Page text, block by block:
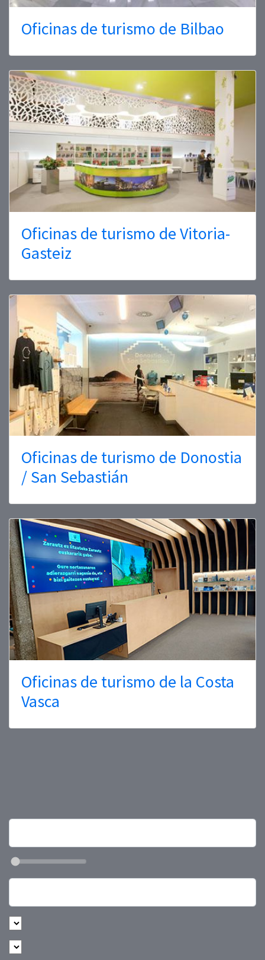
Oficinas de turismo de Bilbao
Oficinas de turismo de Vitoria-
Gasteiz
Oficinas de turismo de Donostia
/ San Sebastián
Oficinas de turismo de la Costa
Vasca